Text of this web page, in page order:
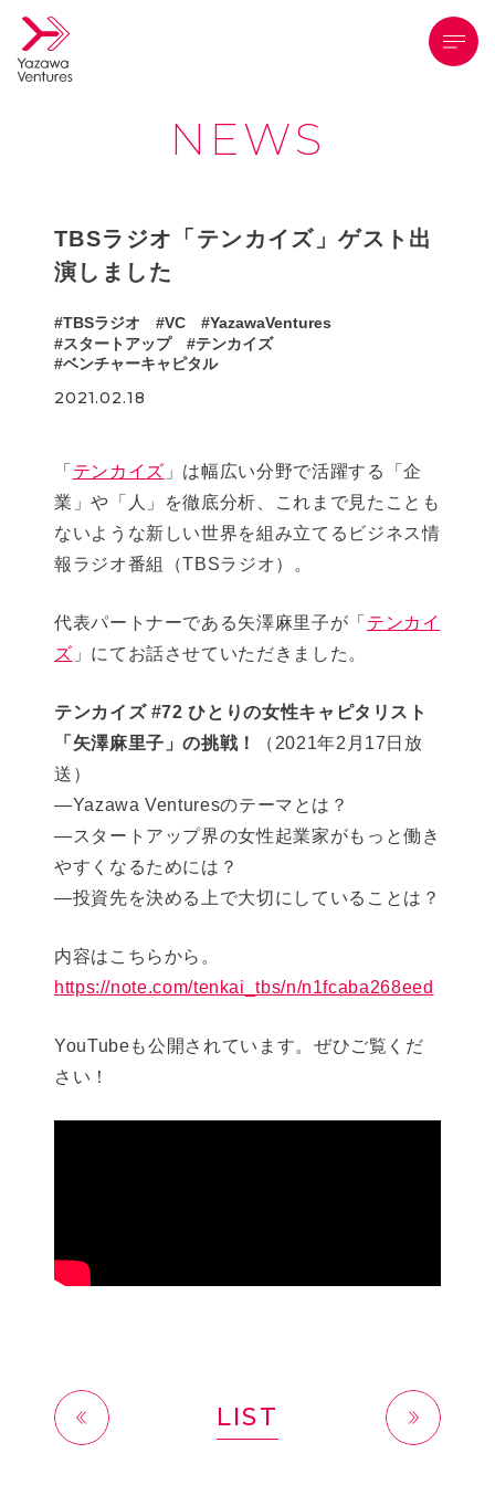
NEWS
TBSラジオ「テンカイズ」ゲスト出
演しました
TBSラジオ VC
YazawaVentures
スタートアップ
テンカイズ
ベンチャーキャピタル
2021.02.18
「 テンカイズ 」は幅広い分野で活躍する「企
業」や「人」を徹底分析、これまで見たことも
ないような新しい世界を組み立てるビジネス情
報ラジオ番組（TBSラジオ）。
代表パートナーである矢澤麻里子が「 テンカイ
ズ 」にてお話させていただきました。
テンカイズ #72 ひとりの女性キャピタリスト
「矢澤麻里子」の挑戦！
（2021年2月17日放
送）
―Yazawa Venturesのテーマとは？
―スタートアップ界の女性起業家がもっと働き
やすくなるためには？
―投資先を決める上で大切にしていることは？
内容はこちらから。
https://note.com/tenkai_tbs/n/n1fcaba268eed
YouTubeも公開されています。ぜひご覧くだ
さい！
前へ LIST 次へ
メニ